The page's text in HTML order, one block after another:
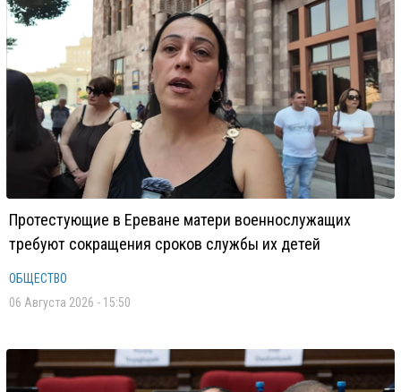
Протестующие в Ереване матери военнослужащих
требуют сокращения сроков службы их детей
ОБЩЕСТВО
06 Августа 2026 - 15:50